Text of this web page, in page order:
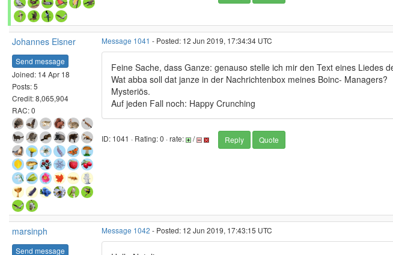
Johannes Elsner
Send message
Joined: 14 Apr 18
Posts: 5
Credit: 8,065,904
RAC: 0
Message 1041 - Posted: 12 Jun 2019, 17:34:34 UTC
Feine Sache, dass Ganze: genauso stelle ich mir den Text eines Liedes
Wat abba soll dat janze in der Nachrichtenbox meines Boinc- Managers?
Mysteriös.
Auf jeden Fall noch: Happy Crunching
ID: 1041 · Rating: 0 · rate: / Reply Quote
marsinph
Send message
Message 1042 - Posted: 12 Jun 2019, 17:43:15 UTC